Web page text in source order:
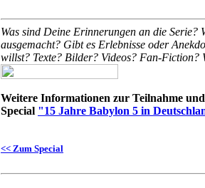
Was sind Deine Erinnerungen an die
ausgemacht? Gibt es Erlebnisse oder
willst? Texte? Bilder? Videos? Fan-Fiction?
Weitere Informationen zur Teilnahme
Special "15 Jahre Babylon 5 in
<< Zum Special